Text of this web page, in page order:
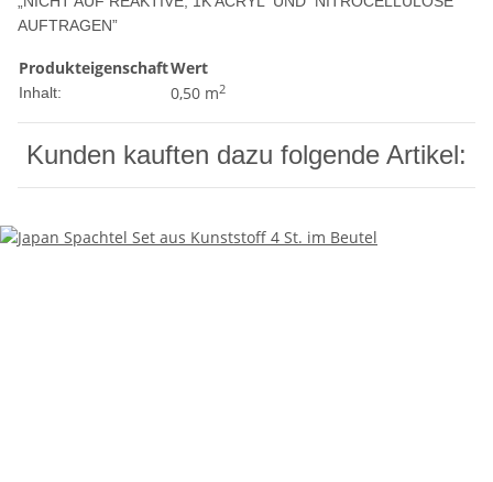
AUFTRAGEN”
ProdukteigenschaftWert
Inhalt: 0,50 m2
Kunden kauften dazu folgende Artikel: